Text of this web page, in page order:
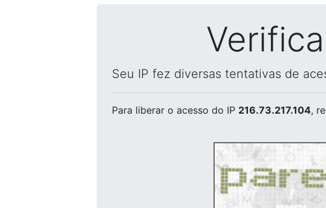
Seu IP fez diversas tentativas de
Para liberar o acesso do IP 216.73.217.104,